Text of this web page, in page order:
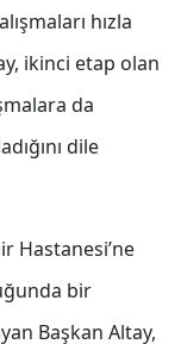
hızla
ikinci etap olan
da
dile
Hastanesi’ne
bir
Başkan Altay,